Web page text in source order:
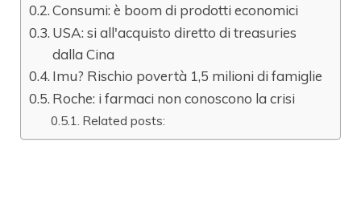
Consumi: è boom di prodotti economici
USA: si all'acquisto diretto di treasuries
dalla Cina
Imu? Rischio povertà 1,5 milioni di famiglie
Roche: i farmaci non conoscono la crisi
Related posts: